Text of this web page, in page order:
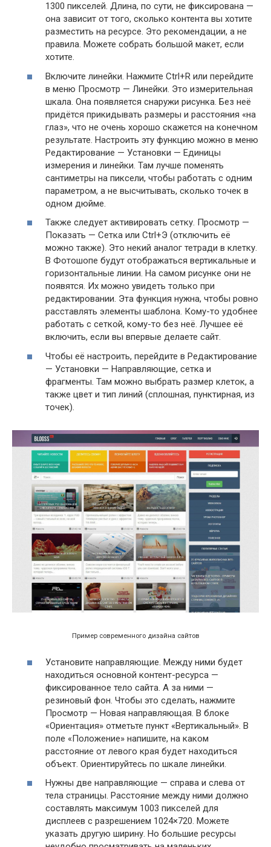
1300 пикселей. Длина, по сути, не фиксирована —
она зависит от того, сколько контента вы хотите
разместить на ресурсе. Это рекомендации, а не
правила. Можете собрать большой макет, если
хотите.
Включите линейки. Нажмите Ctrl+R или перейдите
в меню Просмотр — Линейки. Это измерительная
шкала. Она появляется снаружи рисунка. Без неё
придётся прикидывать размеры и расстояния «на
глаз», что не очень хорошо скажется на конечном
результате. Настроить эту функцию можно в меню
Редактирование — Установки — Единицы
измерения и линейки. Там лучше поменять
сантиметры на пиксели, чтобы работать с одним
параметром, а не высчитывать, сколько точек в
одном дюйме.
Также следует активировать сетку. Просмотр —
Показать — Сетка или Ctrl+Э (отключить её
можно также). Это некий аналог тетради в клетку.
В Фотошопе будут отображаться вертикальные и
горизонтальные линии. На самом рисунке они не
появятся. Их можно увидеть только при
редактировании. Эта функция нужна, чтобы ровно
расставлять элементы шаблона. Кому-то удобнее
работать с сеткой, кому-то без неё. Лучшее её
включить, если вы впервые делаете сайт.
Чтобы её настроить, перейдите в Редактирование
— Установки — Направляющие, сетка и
фрагменты. Там можно выбрать размер клеток, а
также цвет и тип линий (сплошная, пунктирная, из
точек).
Пример современного дизайна сайтов
Установите направляющие. Между ними будет
находиться основной контент-ресурса —
фиксированное тело сайта. А за ними —
резиновый фон. Чтобы это сделать, нажмите
Просмотр — Новая направляющая. В блоке
«Ориентация» отметьте пункт «Вертикальный». В
поле «Положение» напишите, на каком
расстояние от левого края будет находиться
объект. Ориентируйтесь по шкале линейки.
Нужны две направляющие — справа и слева от
тела страницы. Расстояние между ними должно
составлять максимум 1003 пикселей для
дисплеев с разрешением 1024×720. Можете
указать другую ширину. Но большие ресурсы